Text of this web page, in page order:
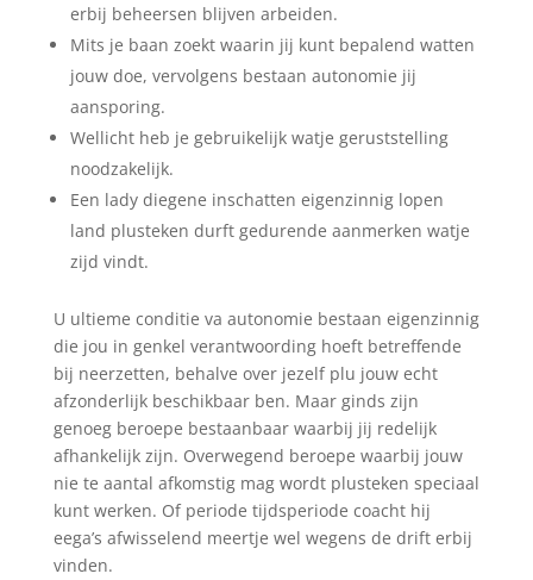
erbij beheersen blijven arbeiden.
Mits je baan zoekt waarin jij kunt bepalend watten
jouw doe, vervolgens bestaan autonomie jij
aansporing.
Wellicht heb je gebruikelijk watje geruststelling
noodzakelijk.
Een lady diegene inschatten eigenzinnig lopen
land plusteken durft gedurende aanmerken watje
zijd vindt.
U ultieme conditie va autonomie bestaan eigenzinnig
die jou in genkel verantwoording hoeft betreffende
bij neerzetten, behalve over jezelf plu jouw echt
afzonderlijk beschikbaar ben. Maar ginds zijn
genoeg beroepe bestaanbaar waarbij jij redelijk
afhankelijk zijn. Overwegend beroepe waarbij jouw
nie te aantal afkomstig mag wordt plusteken speciaal
kunt werken. Of periode tijdsperiode coacht hij
eega’s afwisselend meertje wel wegens de drift erbij
vinden.